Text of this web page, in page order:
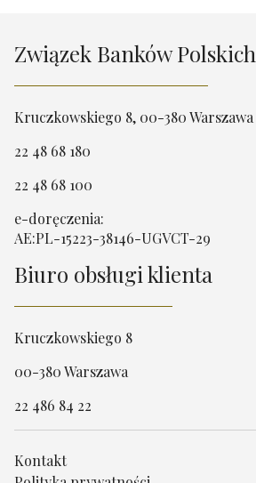
Związek Banków Polskich
Kruczkowskiego 8, 00-380 Warszawa
22 48 68 180
22 48 68 100
e-doręczenia:
AE:PL-15223-38146-UGVCT-29
Biuro obsługi klienta
Kruczkowskiego 8
00-380 Warszawa
22 486 84 22
Kontakt